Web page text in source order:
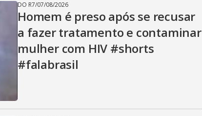
DO R7/07/08/2026
Homem é preso após se recusar
a fazer tratamento e contaminar
mulher com HIV #shorts
#falabrasil